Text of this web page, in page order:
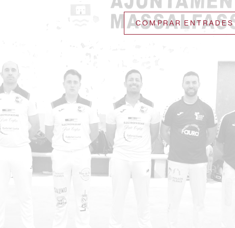
COMPRAR ENTRADES